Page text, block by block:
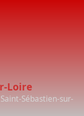
Loire
Sébastien-sur-